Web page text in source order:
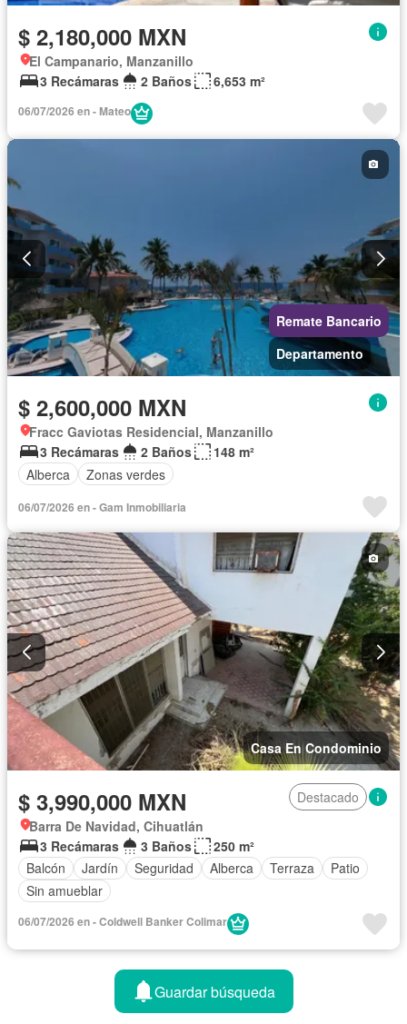
$ 2,180,000 MXN
El Campanario, Manzanillo
3 Recámaras
2 Baños 6,653 m²
06/07/2026 en - Mateo
Remate Bancario
Departamento
$ 2,600,000 MXN
Fracc Gaviotas Residencial, Manzanillo
3 Recámaras
2 Baños
148 m²
Alberca
Zonas verdes
06/07/2026 en - Gam Inmobiliaria
Casa En Condominio
$ 3,990,000 MXN
Destacado
Barra De Navidad, Cihuatlán
3 Recámaras
3 Baños
250 m²
Balcón
Jardín Seguridad Alberca Terraza
Patio
Sin amueblar
06/07/2026 en - Coldwell Banker Colimar
1
Guardar búsqueda